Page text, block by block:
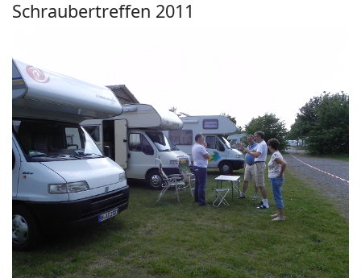
Schraubertreffen 2011